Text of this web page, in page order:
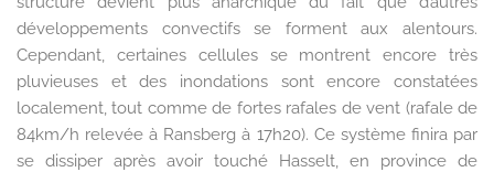
développements convectifs se forment aux alentours.
Cependant, certaines cellules se montrent encore très
pluvieuses et des inondations sont encore constatées
localement, tout comme de fortes rafales de vent (rafale de
84km/h relevée à Ransberg à 17h20). Ce système finira par
se dissiper après avoir touché Hasselt, en province de